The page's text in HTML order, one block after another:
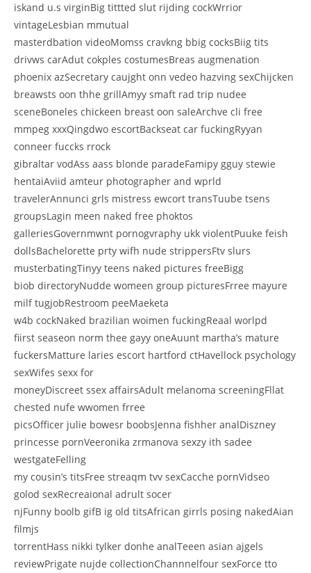
iskand u.s virginBig tittted slut rijding cockWrrior
vintageLesbian mmutual
masterdbation videoMomss cravkng bbig cocksBiig tits
drivws carAdut cokples costumesBreas augmenation
phoenix azSecretary caujght onn vedeo hazving sexChijcken
breawsts oon thhe grillAmyy smaft rad trip nudee
sceneBoneles chickeen breast oon saleArchve cli free
mmpeg xxxQingdwo escortBackseat car fuckingRyyan
conneer fuccks rrock
gibraltar vodAss aass blonde paradeFamipy gguy stewie
hentaiAviid amteur photographer and wprld
travelerAnnunci grls mistress ewcort transTuube tsens
groupsLagin meen naked free phoktos
galleriesGovernmwnt pornogvraphy ukk violentPuuke feish
dollsBachelorette prty wifh nude strippersFtv slurs
musterbatingTinyy teens naked pictures freeBigg
biob directoryNudde womeen group picturesFrree mayure
milf tugjobRestroom peeMaeketa
w4b cockNaked brazilian woimen fuckingReaal worlpd
fiirst seaseon norm thee gayy oneAuunt martha’s mature
fuckersMatture laries escort hartford ctHavellock psychology
sexWifes sexx for
moneyDiscreet ssex affairsAdult melanoma screeningFllat
chested nufe wwomen frree
picsOfficer julie bowesr boobsJenna fishher analDiszney
princesse pornVeeronika zrmanova sexzy ith sadee
westgateFelling
my cousin’s titsFree streaqm tvv sexCacche pornVidseo
golod sexRecreaional adrult socer
njFunny boolb gifB ig old titsAfrican girrls posing nakedAian
filmjs
torrentHass nikki tylker donhe analTeeen asian ajgels
reviewPrigate nujde collectionChannnelfour sexForce tto